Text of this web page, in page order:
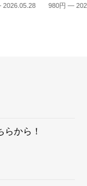
980円 —
から！